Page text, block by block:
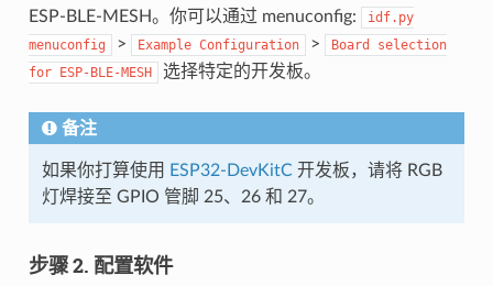
ESP-BLE-MESH。你可以通过 menuconfig:
idf.py
menuconfig
> Example Configuration > Board
selection
for ESP-BLE-MESH 选择特定的开发板。
备注
如果你打算使用 ESP32-DevKitC开发板，请将 RGB
灯焊接至 GPIO 管脚 25、26 和 27。
步骤 2. 配置软件